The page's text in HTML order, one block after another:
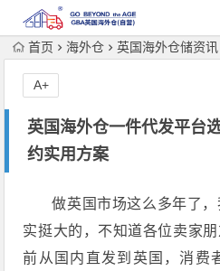
首页 海外仓 英国海外仓储资讯
英国海外仓一件代发平台
约实用方案
A+
做英国市场这么多年了
实挺大的，不知道各位卖家
前从国内直发到英国，消费